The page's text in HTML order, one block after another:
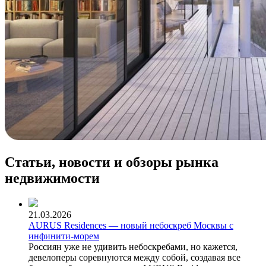
Статьи, новости и обзоры рынка
недвижимости
21.03.2026
AURUS Residences — новый небоскреб Москвы с
инфинити-морем
Россиян уже не удивить небоскребами, но кажется,
девелоперы соревнуются между собой, создавая все